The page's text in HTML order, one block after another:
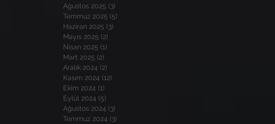
Ağustos 2025 (3)
Temmuz 2025 (5)
Haziran 2025 (3)
Mayıs 2025 (2)
Nisan 2025 (1)
Mart 2025 (2)
Aralık 2024 (2)
Kasım 2024 (12)
Ekim 2024 (1)
Eylül 2024 (5)
Ağustos 2024 (3)
Temmuz 2024 (3)